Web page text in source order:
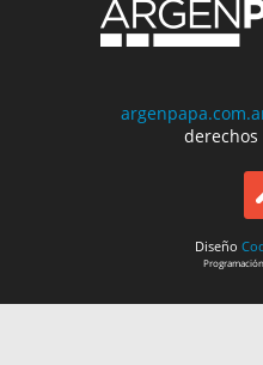
derechos
Diseño
Programación